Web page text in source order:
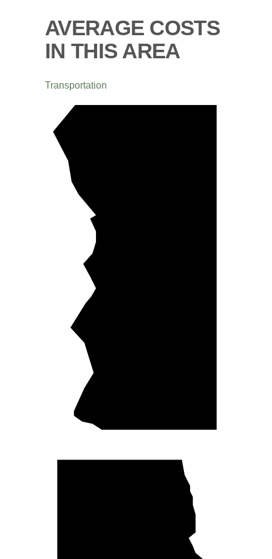
AVERAGE COSTS
IN THIS AREA
Transportation